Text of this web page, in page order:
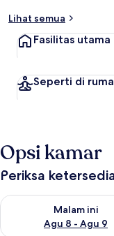
Lihat semua
Fasilitas utama
Seperti di
Opsi kamar
Periksa
Malam ini
Agu 8 - Agu 9
Periksa ketersediaan